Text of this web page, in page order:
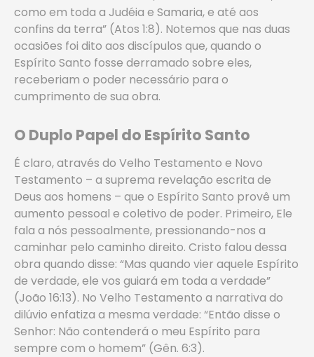
como em toda a Judéia e Samaria, e até aos
confins da terra” (Atos 1:8). Notemos que nas duas
ocasiões foi dito aos discípulos que, quando o
Espírito Santo fosse derramado sobre eles,
receberiam o poder necessário para o
cumprimento de sua obra.
O Duplo Papel do Espírito Santo
É claro, através do Velho Testamento e Novo
Testamento – a suprema revelação escrita de
Deus aos homens – que o Espírito Santo provê um
aumento pessoal e coletivo de poder. Primeiro, Ele
fala a nós pessoalmente, pressionando-nos a
caminhar pelo caminho direito. Cristo falou dessa
obra quando disse: “Mas quando vier aquele Espírito
de verdade, ele vos guiará em toda a verdade”
(João 16:13). No Velho Testamento a narrativa do
dilúvio enfatiza a mesma verdade: “Então disse o
Senhor: Não contenderá o meu Espírito para
sempre com o homem” (Gên. 6:3).